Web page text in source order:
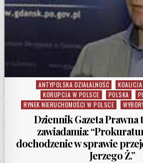
Posted in
ANTYPOLSKA DZIAŁALNOŚĆ
KORUPCJA W POLSCE
POLSKA
RYNEK NIERUCHOMOŚCI W POLSCE
Dziennik Gazeta
zawiadamia:
dochodzenie w sprawie
Jerzego Ż.”